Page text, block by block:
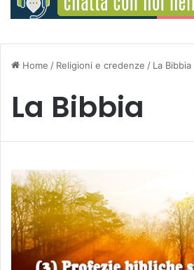
Home / Religioni e credenze / La Bibbia
La Bibbia